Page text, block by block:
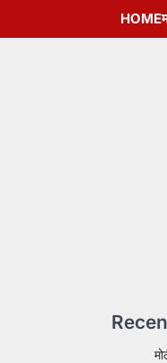
HOME